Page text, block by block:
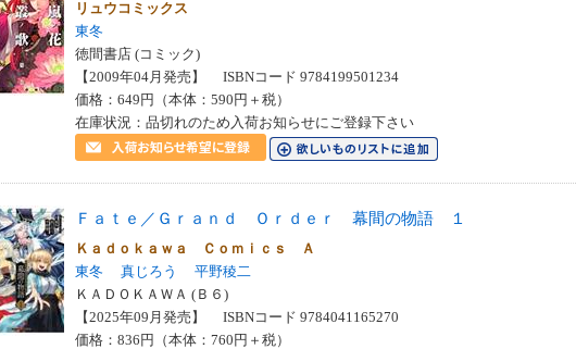
リュウコミックス
東冬
徳間書店 (コミック)
【2009年04月発売】 ISBNコード 9784199501234
価格：649円（本体：590円＋税）
在庫状況：品切れのため入荷お知らせにご登録下さい
Ｆａｔｅ／Ｇｒａｎｄ Ｏｒｄｅｒ 幕間の物語 １
Ｋａｄｏｋａｗａ Ｃｏｍｉｃｓ Ａ
東冬
真じろう
平野稜二
ＫＡＤＯＫＡＷＡ (Ｂ６)
【2025年09月発売】 ISBNコード 9784041165270
価格：836円（本体：760円＋税）